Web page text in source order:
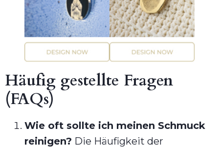
Häufig gestellte Fragen
(FAQs)
Wie oft sollte ich meinen Schmuck
reinigen? Die Häufigkeit der